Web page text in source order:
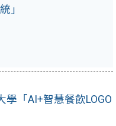
」
學「AI+智慧餐飲LOGO